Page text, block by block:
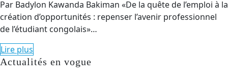
Par Badylon Kawanda Bakiman «De la quête de l’emploi à la
création d’opportunités : repenser l’avenir professionnel
de l’étudiant congolais»…
Lire plus
Actualités en vogue